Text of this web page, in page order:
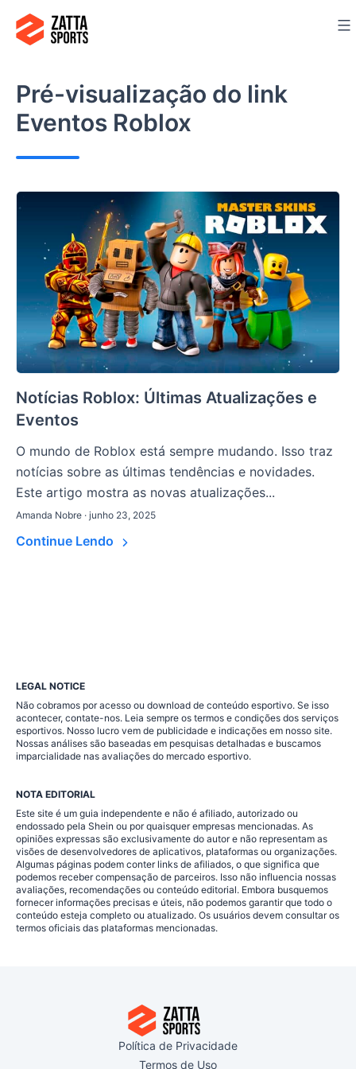
para
conteúdo
Pré-visualização do link
Eventos Roblox
Notícias Roblox: Últimas Atualizações e
Eventos
O mundo de Roblox está sempre mudando. Isso traz
notícias sobre as últimas tendências e novidades.
Este artigo mostra as novas atualizações...
Amanda Nobre · junho 23, 2025
Continue Lendo
LEGAL NOTICE
Não cobramos por acesso ou download de conteúdo esportivo. Se isso
acontecer, contate-nos. Leia sempre os termos e condições dos serviços
esportivos. Nosso lucro vem de publicidade e indicações em nosso site.
Nossas análises são baseadas em pesquisas detalhadas e buscamos
imparcialidade nas avaliações do mercado esportivo.
NOTA EDITORIAL
Este site é um guia independente e não é afiliado, autorizado ou
endossado pela Shein ou por quaisquer empresas mencionadas. As
opiniões expressas são exclusivamente do autor e não representam as
visões de desenvolvedores de aplicativos, plataformas ou organizações.
Algumas páginas podem conter links de afiliados, o que significa que
podemos receber compensação de parceiros. Isso não influencia nossas
avaliações, recomendações ou conteúdo editorial. Embora busquemos
fornecer informações precisas e úteis, não podemos garantir que todo o
conteúdo esteja completo ou atualizado. Os usuários devem consultar os
termos oficiais das plataformas mencionadas.
Política de Privacidade
Termos de Uso